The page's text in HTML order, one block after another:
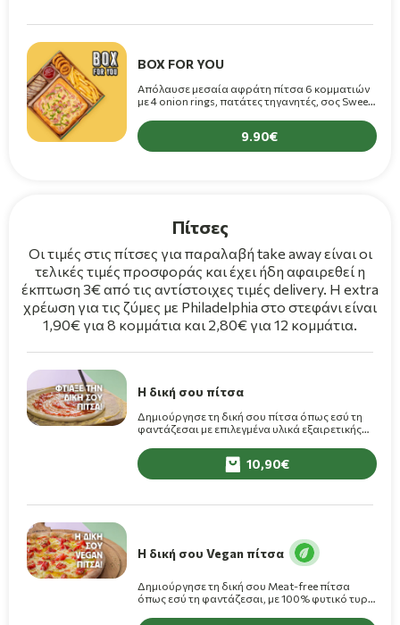
BOX FOR YOU
Απόλαυσε μεσαία αφράτη πίτσα 6 κομματιών
με 4 onion rings, πατάτες τηγανητές, σος Sweet
9.90
Πίτσες
Οι τιμές στις πίτσες για παραλαβή take away είναι οι
τελικές τιμές προσφοράς και έχει ήδη αφαιρεθεί η
έκπτωση 3€ από τις αντίστοιχες τιμές delivery. Η extra
χρέωση για τις ζύμες με Philadelphia στο στεφάνι είναι
1,90€ για 8 κομμάτια και 2,80€ για 12 κομμάτια.
Η δική σου πίτσα
Δημιούργησε τη δική σου πίτσα όπως εσύ τη
φαντάζεσαι με επιλεγμένα υλικά εξαιρετικής
10,90
Η δική σου Vegan πίτσα
Δημιούργησε τη δική σου Meat-free πίτσα
όπως εσύ τη φαντάζεσαι, με 100% φυτικό τυρί